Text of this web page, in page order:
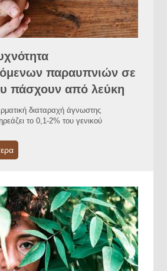
παραυπνιών σε
πάσχουν από λεύκη
διαταραχή άγνωστης
το 0,1-2% του γενικού